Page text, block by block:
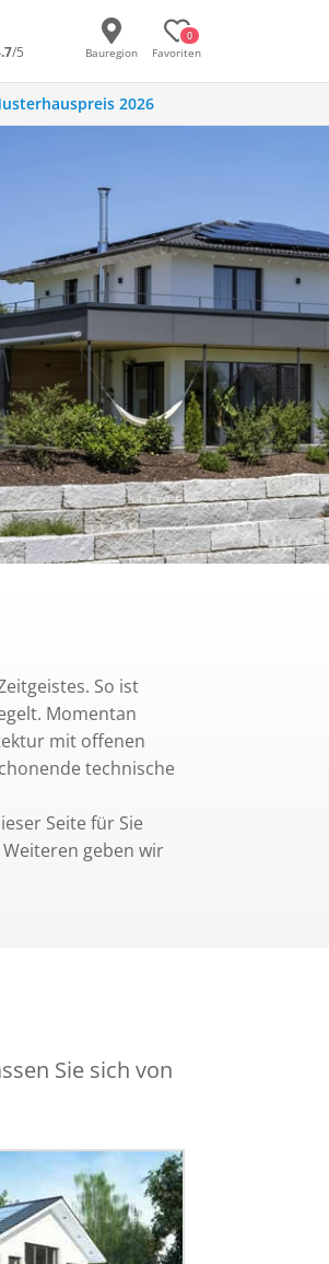
/5 Bauregion
0
Favoriten
2026
So ist
Momentan
mit offenen
technische
Seite für Sie
geben wir
Sie sich von